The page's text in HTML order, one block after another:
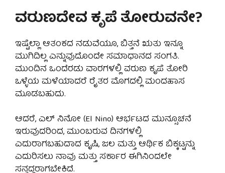
ವರುಣದೇವ ಕೃಪೆ ತೋರುವನೇ?
ಇಷ್ಟೆಲ್ಲಾ ಆತಂಕದ ನಡುವೆಯೂ, ಬಿತ್ತನೆ ಋತು ಇನ್ನೂ
ಮುಗಿದಿಲ್ಲ ಎನ್ನುವುದೊಂದೇ ಸಮಾಧಾನದ ಸಂಗತಿ.
ಮುಂದಿನ ಒಂದೆರಡು ವಾರಗಳಲ್ಲಿ ವರುಣ ಕೃಪೆ ತೋರಿ
ಒಳ್ಳೆಯ ಮಳೆಯಾದರೆ ರೈತರ ಮೊಗದಲ್ಲಿ ಮಂದಹಾಸ
ಮೂಡಬಹುದು.
ಆದರೆ, ಎಲ್ ನಿನೋ (El Nino) ಆರ್ಭಟದ ಮುನ್ಸೂಚನೆ
ಇರುವುದರಿಂದ, ಮುಂಬರುವ ದಿನಗಳಲ್ಲಿ
ಎದುರಾಗಬಹುದಾದ ಕೃಷಿ, ಜಲ ಮತ್ತು ಆರ್ಥಿಕ ಬಿಕ್ಕಟ್ಟನ್ನು
ಎದುರಿಸಲು ನಾವು ಮತ್ತು ಸರ್ಕಾರ ಈಗಿನಿಂದಲೇ
ಸನ್ನದ್ಧರಾಗಬೇಕಿದೆ.